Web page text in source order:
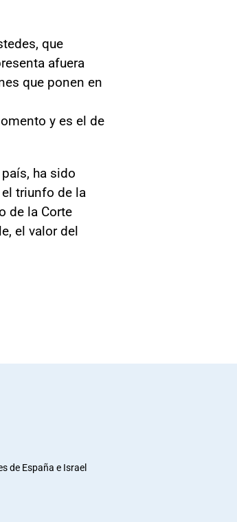
que
afuera
que ponen en
y es el de
ha sido
triunfo de la
de la Corte
el valor del
de España e Israel